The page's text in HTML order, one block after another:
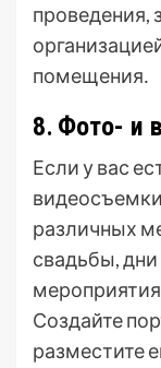
проведения,
помещения․
8․ Фото- и
Если у вас
различных
свадьбы,
Создайте
разместите